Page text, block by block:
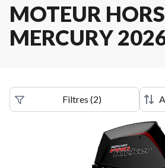
MOTEUR
MERCURY
Filtres (2)